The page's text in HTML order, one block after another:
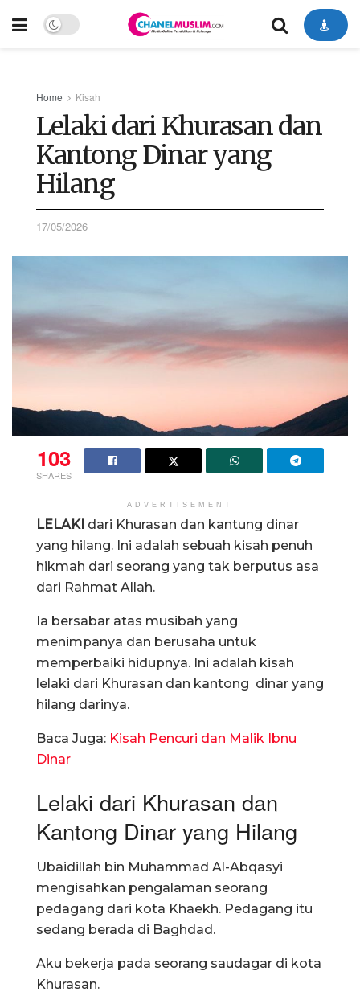
Home Kisah
Lelaki dari Khurasan dan
Kantong Dinar yang
Hilang
17/05/2026
103
SHARES
ADVERTISEMENT
LELAKI dari Khurasan dan kantung dinar
yang hilang. Ini adalah sebuah kisah penuh
hikmah dari seorang yang tak berputus asa
dari Rahmat Allah.
Ia bersabar atas musibah yang
menimpanya dan berusaha untuk
memperbaiki hidupnya. Ini adalah kisah
lelaki dari Khurasan dan kantong dinar yang
hilang darinya.
Baca Juga: Kisah Pencuri dan Malik Ibnu
Dinar
Lelaki dari Khurasan dan
Kantong Dinar yang Hilang
Ubaidillah bin Muhammad Al-Abqasyi
mengisahkan pengalaman seorang
pedagang dari kota Khaekh. Pedagang itu
sedang berada di Baghdad.
Aku bekerja pada seorang saudagar di kota
Khurasan.